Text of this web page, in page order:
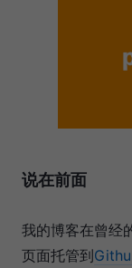
说在前面
我的博客在曾经
页面托管到